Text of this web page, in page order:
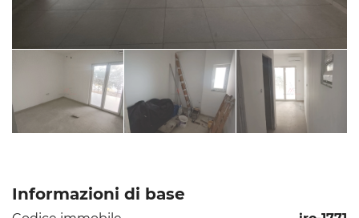
Informazioni di base